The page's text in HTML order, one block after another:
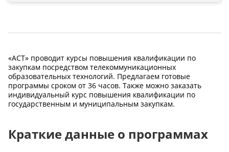
«АСТ» проводит курсы повышения квалификации по
закупкам посредством телекоммуникационных
образовательных технологий. Предлагаем готовые
программы сроком от 36 часов. Также можно заказать
индивидуальный курс повышения квалификации по
государственным и муниципальным закупкам.
Краткие данные о программах